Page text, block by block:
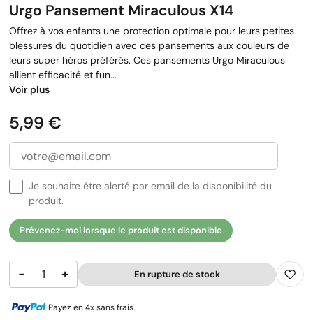
Urgo Pansement Miraculous X14
Offrez à vos enfants une protection optimale pour leurs petites
blessures du quotidien avec ces pansements aux couleurs de
leurs super héros préférés. Ces pansements Urgo Miraculous
allient efficacité et fun...
Voir plus
Prix
5,99 €
Je souhaite être alerté par email de la disponibilité du
produit.
Prévenez-moi lorsque le produit est disponible
− + En rupture de stock
Payez en 4x sans frais.